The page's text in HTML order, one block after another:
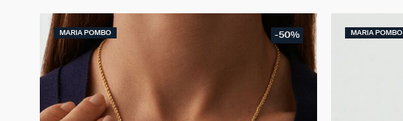
MARIA POMBO -50% MARIA POMBO